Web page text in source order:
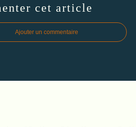
cet article
Ajouter un commentaire